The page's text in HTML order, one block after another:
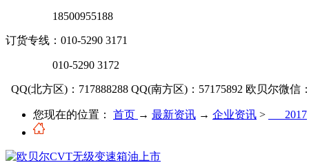
18500955188
订货专线：010-5290 3171
010-5290 3172
QQ(北方区)：717888288 QQ(南方区)：57175892 欧贝尔微信
您现在的位置： 首页 → 最新资讯 → 企业资讯 > ___2017